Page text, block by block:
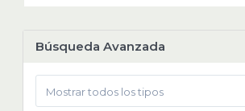
Búsqueda Avanzada
Mostrar todos los tipos